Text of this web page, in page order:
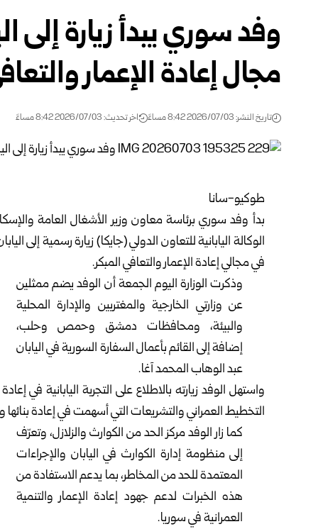
وفد سوري يبدأ زيارة إلى
مجال إعادة الإعمار
تاريخ النشر: 2026/07/03 8:42 مساءً اخر تحديث: 2026/07/03 8:42 مساءً
طوكيو-سانا
بدأ وفد سوري برئاسة معاون وزير الأشغال العامة
الوكالة اليابانية للتعاون الدولي(جايكا) زيارة رسمية إلى
في مجالي إعادة الإعمار والتعافي المبكر.
وذكرت الوزارة اليوم الجمعة أن الوفد يضم ممثلين
عن وزارتي الخارجية والمغتربين والإدارة المحلية
والبيئة، ومحافظات دمشق وحمص وحلب،
إضافة إلى القائم بأعمال السفارة السورية في اليابان
عبد الوهاب المحمد آغا.
التخطيط العمراني والتشريعات التي أسهمت في إعادة بنائها
كما زار الوفد مركز الحد من الكوارث والزلازل، وتعرّف
إلى منظومة إدارة الكوارث في اليابان والإجراءات
المعتمدة للحد من المخاطر، بما يدعم الاستفادة من
هذه الخبرات لدعم جهود إعادة الإعمار والتنمية
العمرانية في سوريا.